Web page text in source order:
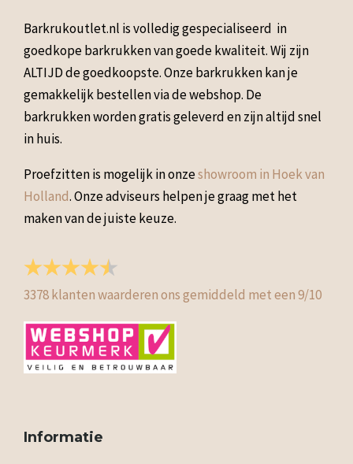
Barkrukoutlet.nl is volledig gespecialiseerd in
goedkope barkrukken van goede kwaliteit. Wij zijn
ALTIJD de goedkoopste. Onze barkrukken kan je
gemakkelijk bestellen via de webshop. De
barkrukken worden gratis geleverd en zijn altijd snel
in huis.
Proefzitten is mogelijk in onzeshowroom in Hoek van
Holland. Onze adviseurs helpen je graag met het
maken van de juiste keuze.
3378klanten waarderen ons gemiddeld met een9/10
Informatie